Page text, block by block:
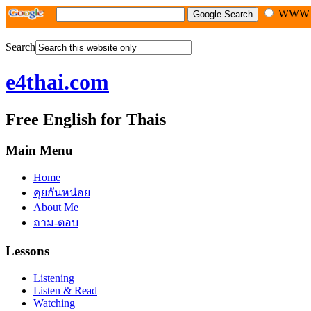
WWW
Search
e4thai.com
Free English for Thais
Main Menu
Home
คุยกันหน่อย
About Me
ถาม-ตอบ
Lessons
Listening
Listen & Read
Watching